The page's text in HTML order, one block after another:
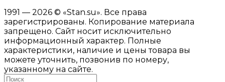
1991 — 2026 © «Stan.su». Все права
зарегистрированы. Копирование материала
запрещено. Сайт носит исключительно
информационный характер. Полные
характеристики, наличие и цены товара вы
можете уточнить, позвонив по номеру,
указанному на сайте.